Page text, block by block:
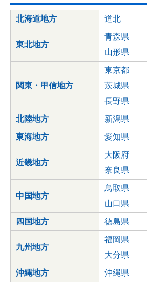
北海道地方 道北
東北地方
青森県
山形県
関東・甲信地方
東京都
茨城県
長野県
北陸地方 新潟県
東海地方 愛知県
近畿地方
大阪府
奈良県
中国地方
鳥取県
山口県
四国地方 徳島県
九州地方
福岡県
大分県
沖縄地方 沖縄県